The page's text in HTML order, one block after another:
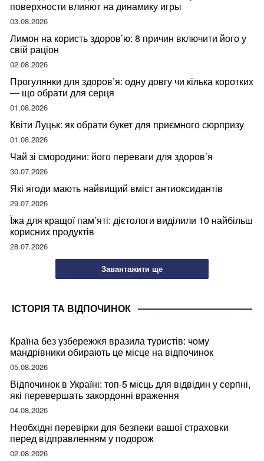
поверхности влияют на динамику игры
03.08.2026
Лимон на користь здоров’ю: 8 причин включити його у
свій раціон
02.08.2026
Прогулянки для здоров’я: одну довгу чи кілька коротких
— що обрати для серця
01.08.2026
Квіти Луцьк: як обрати букет для приємного сюрпризу
01.08.2026
Чай зі смородини: його переваги для здоров’я
30.07.2026
Які ягоди мають найвищий вміст антиоксидантів
29.07.2026
Їжа для кращої пам’яті: дієтологи виділили 10 найбільш
корисних продуктів
28.07.2026
Завантажити ще
ІСТОРІЯ ТА ВІДПОЧИНОК
Країна без узбережжя вразила туристів: чому
мандрівники обирають це місце на відпочинок
05.08.2026
Відпочинок в Україні: топ-5 місць для відвідин у серпні,
які перевершать закордонні враження
04.08.2026
Необхідні перевірки для безпеки вашої страховки
перед відправленням у подорож
02.08.2026